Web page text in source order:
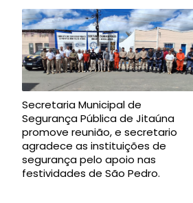
Secretaria Municipal de
Segurança Pública de Jitaúna
promove reunião, e secretario
agradece as instituições de
segurança pelo apoio nas
festividades de São Pedro.